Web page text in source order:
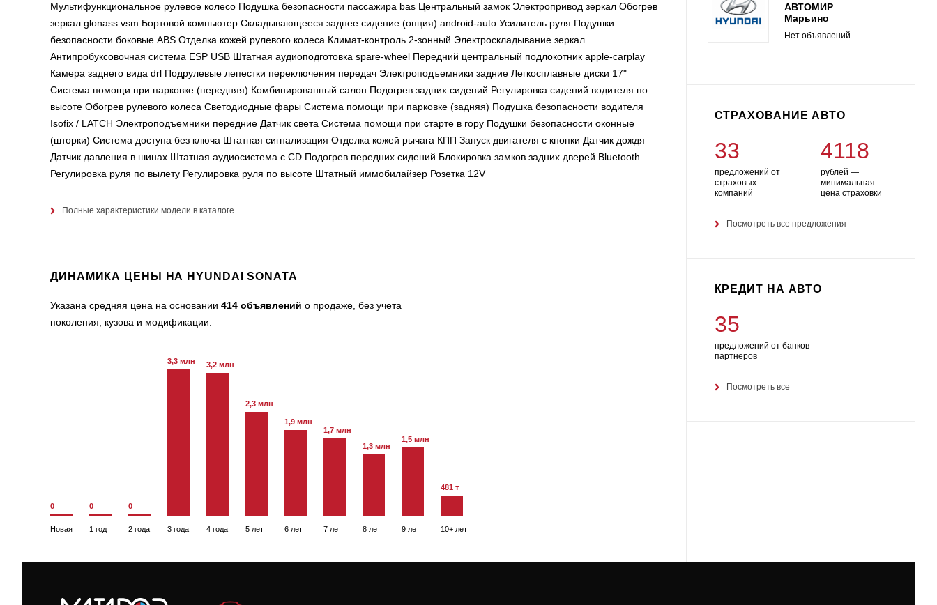
Мультифункциональное рулевое колесо Подушка безопасности пассажира bas Центральный замок Электропривод зеркал Обогрев
зеркал glonass vsm Бортовой компьютер Складывающееся заднее сидение (опция) android-auto Усилитель руля Подушки
безопасности боковые ABS Отделка кожей рулевого колеса Климат-контроль 2-зонный Электроскладывание зеркал
Антипробуксовочная система ESP USB Штатная аудиоподготовка spare-wheel Передний центральный подлокотник apple-carplay
Камера заднего вида drl Подрулевые лепестки переключения передач Электроподъемники задние Легкосплавные диски 17"
Система помощи при парковке (передняя) Комбинированный салон Подогрев задних сидений Регулировка сидений водителя по
высоте Обогрев рулевого колеса Светодиодные фары Система помощи при парковке (задняя) Подушка безопасности водителя
Isofix / LATCH Электроподъемники передние Датчик света Система помощи при старте в гору Подушки безопасности оконные
(шторки) Система доступа без ключа Штатная сигнализация Отделка кожей рычага КПП Запуск двигателя с кнопки Датчик дождя
Датчик давления в шинах Штатная аудиосистема с CD Подогрев передних сидений Блокировка замков задних дверей Bluetooth
Регулировка руля по вылету Регулировка руля по высоте Штатный иммобилайзер Розетка 12V
Полные характеристики модели в каталоге
ДИНАМИКА ЦЕНЫ НА HYUNDAI SONATA
Указана средняя цена на основании 414 объявлений о продаже, без учета
поколения, кузова и модификации.
0
Новая
0
1 год
0
2 года
3,3 млн
3 года
3,2 млн
4 года
2,3 млн
5 лет
1,9 млн
6 лет
1,7 млн
7 лет
1,3 млн
8 лет
1,5 млн
9 лет
481 т
10+ лет
АВТОМИР
Марьино
Нет объявлений
СТРАХОВАНИЕ АВТО
33
предложений от
страховых
компаний
4118
рублей —
минимальная
цена страховки
Посмотреть все предложения
КРЕДИТ НА АВТО
35
предложений от банков-
партнеров
Посмотреть все